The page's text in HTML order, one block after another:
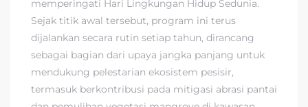
memperingati Hari Lingkungan Hidup Sedunia.
Sejak titik awal tersebut, program ini terus
dijalankan secara rutin setiap tahun, dirancang
sebagai bagian dari upaya jangka panjang untuk
mendukung pelestarian ekosistem pesisir,
termasuk berkontribusi pada mitigasi abrasi pantai